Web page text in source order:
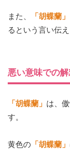
また、 「胡蝶蘭」
るという言い伝え
悪い意味での
「胡蝶蘭」 は、
す。
黄色の 「胡蝶蘭」